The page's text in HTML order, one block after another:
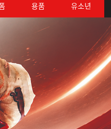
용품 유소년